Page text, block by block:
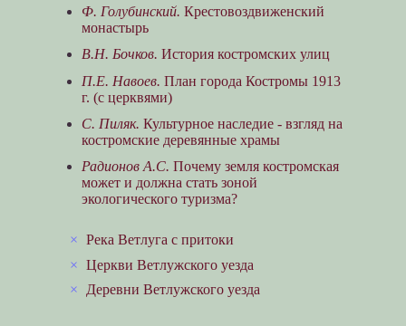
Ф. Голубинский. Крестовоздвиженский
монастырь
В.Н. Бочков. История костромских улиц
П.Е. Навоев. План города Костромы 1913
г. (с церквями)
С. Пиляк. Культурное наследие - взгляд на
костромские деревянные храмы
Радионов А.С. Почему земля костромская
может и должна стать зоной
экологического туризма?
×Река Ветлуга с притоки
×Церкви Ветлужского уезда
Деревни Ветлужского уезда